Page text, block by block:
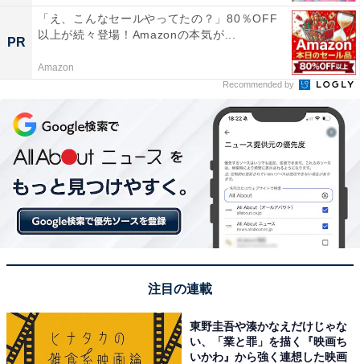
この記事の筆者：坂上 恵
All About ニュース編集部の編集者。SNSトレンドやSEO
ライティングに強みがあり、旅行・カルチャー・エンタ
メを中心に企画編集を担当。東京都出身。居酒屋巡りと
スポーツ観戦が趣味。
次ページ 5位までのランキング結果を見る
PR
「え、こんなセールやってたの？」80％OFF
以上が続々登場！Amazonの本気が...
Amazon
Recommended by
注目の連載
東野圭吾や湊かなえだけじゃな
い、「業と罪」を描く『映画ち
いかわ』から強く連想した映画